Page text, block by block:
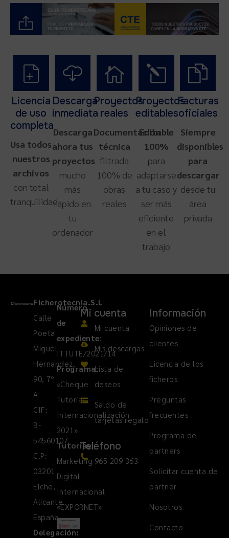
Licencia
de uso
completa
Usa todos
nuestros
archivos
con total
tranquilidad
Descarga
inmediata
Descarga
ahora tus
proyectos
mucho
más
rápido en
tu
ordenador
Proyectos
reales
Documentación
técnica
filtrada
100% de
obras
reales
Proyectos
editables
Editable
100%
para
adaptarse
a tu caso y
ser más
eficiente
en el
trabajo
Facturas
oficiales
Siempre
disponibles
para
descargar
desde tu
área
privada
Ficherotecnia.S.L
Calle
Poeta
Miguel
Hernandez,
90, 7º
A
CIF:
B-
54560107
C.P:
03201
Elche,
Alicante.
España
Delegación:
Número
de
expediente:
ITTUTE/2021/14
Programa:
«Cheque
Tutorías
Internacionalización
2021»
Tutorías:
Marketing
Digital
Internacional
«EXPORNET»
Mi cuenta
Mi cuenta
Mis descargas
Lista de
deseos
Saldo de
tarjetas regalo
Teléfono
965 209 363
Información
Opiniones de
clientes
Licencia de los
ficheros
Preguntas
frecuentes
Programa de
partners
Solicitar cuenta de
partner
Nosotros
Contacto